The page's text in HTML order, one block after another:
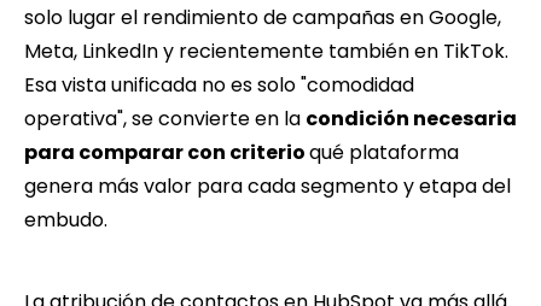
solo lugar el rendimiento de campañas en Google,
Meta, LinkedIn y recientemente también en TikTok.
Esa vista unificada no es solo "comodidad
operativa", se convierte en la condición necesaria
para comparar con criterioqué plataforma
genera más valor para cada segmento y etapa del
embudo.